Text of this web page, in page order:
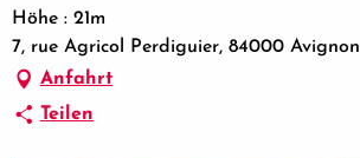
Höhe : 21m
7, rue Agricol Perdiguier, 84000 Avignon
Anfahrt
Teilen